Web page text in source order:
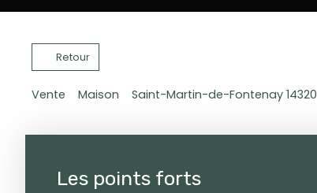
Retour
Vente Maison Saint-Martin-de-Fontenay 14320
Les points forts